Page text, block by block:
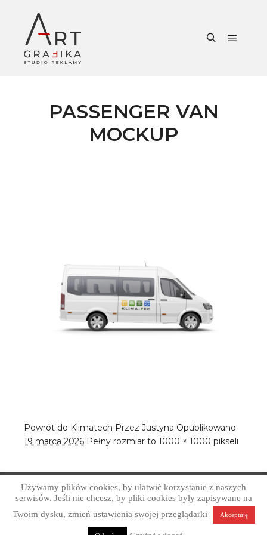
PASSENGER VAN
MOCKUP
Powrót do Klimatech Przez Justyna Opublikowano
19 marca 2026 Pełny rozmiar to 1000 × 1000 pikseli
Copyright © Art Grafika Studio Reklamy 2026
Profesjonalne projektowanie graficzne. Obsługa firm z
Sandomierza, okolic i całej Polski.
Używamy plików cookies, by ułatwić korzystanie z naszych
serwisów. Jeśli nie chcesz, by pliki cookies były zapisywane na
Twoim dysku, zmień ustawienia swojej przeglądarki
Akceptuję